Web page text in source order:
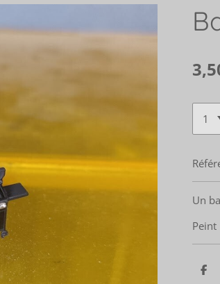
Un
Peint
P